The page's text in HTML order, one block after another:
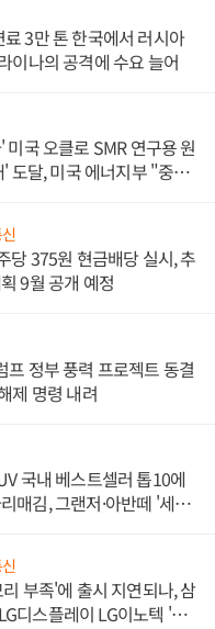
3만 톤 한국에서 러시아
이나의 공격에 수요 늘어
국 오클로 SMR 연구용 원
도달, 미국 에너지부 "중요
당 375원 현금배당 실시, 추
9월 공개 예정
프 정부 풍력 프로젝트 동결
제 명령 내려
국내 베스트셀러 톱10에
매김, 그랜저·아반떼 '세단
부족'에 출시 지연되나, 삼
디스플레이 LG이노텍 '탈